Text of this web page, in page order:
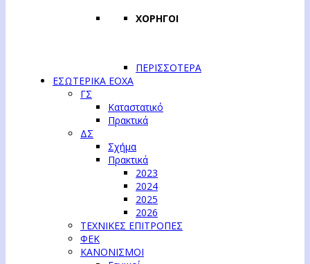
ΧΟΡΗΓΟΙ
ΠΕΡΙΣΣΟΤΕΡΑ
ΕΣΩΤΕΡΙΚΑ ΕΟΧΑ
ΓΣ
Καταστατικό
Πρακτικά
ΔΣ
Σχήμα
Πρακτικά
2023
2024
2025
2026
ΤΕΧΝΙΚΕΣ ΕΠΙΤΡΟΠΕΣ
ΦΕΚ
ΚΑΝΟΝΙΣΜΟΙ